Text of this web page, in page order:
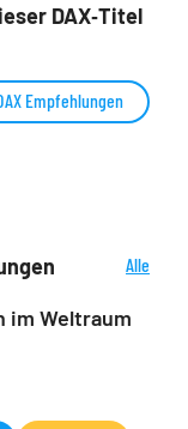
DAX‑Titel
Empfehlungen
Alle
im Weltraum